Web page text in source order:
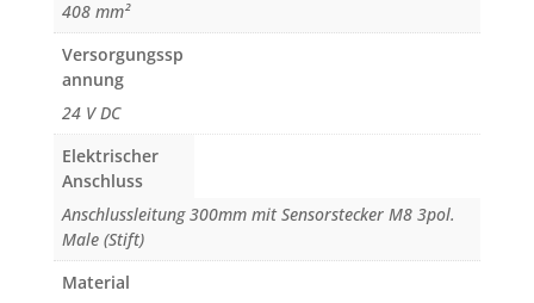
408 mm²
Versorgungssp
annung
24 V DC
Elektrischer
Anschluss
Anschlussleitung 300mm mit Sensorstecker M8 3pol.
Male (Stift)
Material